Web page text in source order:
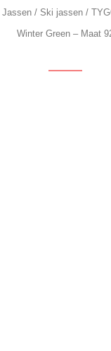
Jassen/ Ski jassen/
Winter Green – Maat